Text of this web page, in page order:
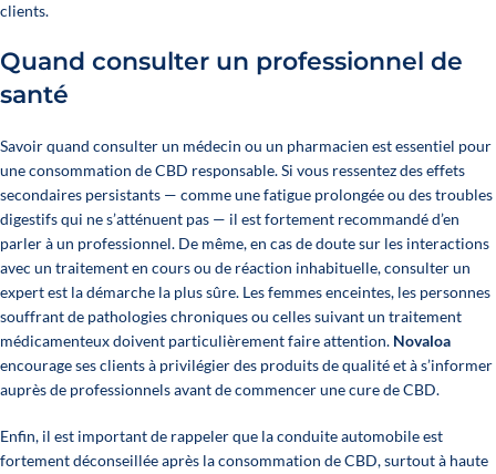
clients.
Quand consulter un professionnel de
santé
Savoir quand consulter un médecin ou un pharmacien est essentiel pour
une consommation de CBD responsable. Si vous ressentez des effets
secondaires persistants — comme une fatigue prolongée ou des troubles
digestifs qui ne s’atténuent pas — il est fortement recommandé d’en
parler à un professionnel. De même, en cas de doute sur les interactions
avec un traitement en cours ou de réaction inhabituelle, consulter un
expert est la démarche la plus sûre. Les femmes enceintes, les personnes
souffrant de pathologies chroniques ou celles suivant un traitement
médicamenteux doivent particulièrement faire attention. Novaloa
encourage ses clients à privilégier des produits de qualité et à s’informer
auprès de professionnels avant de commencer une cure de CBD.
Enfin, il est important de rappeler que la conduite automobile est
fortement déconseillée après la consommation de CBD, surtout à haute